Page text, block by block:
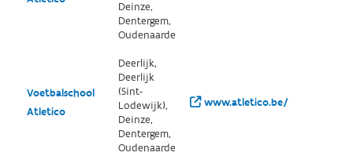
Deinze,
Dentergem,
Oudenaarde
Voetbalschool
Atletico
Deerlijk,
Deerlijk
(Sint-
Lodewijk),
Deinze,
Dentergem,
Oudenaarde
www.atletico.be/